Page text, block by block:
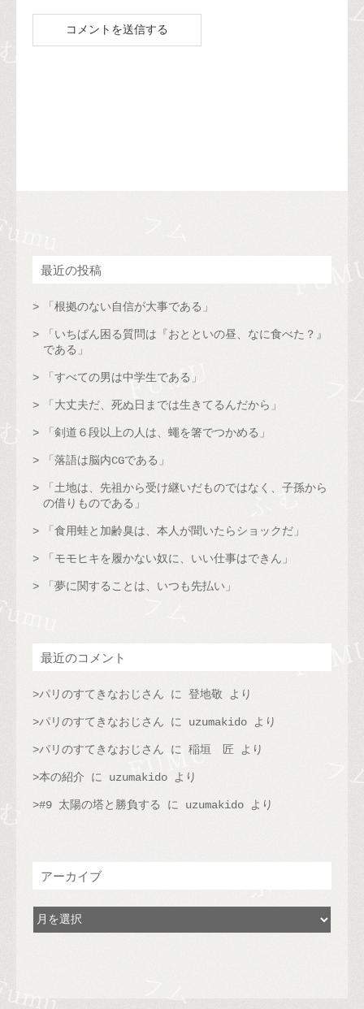
最近の投稿
「根拠のない自信が大事である」
「いちばん困る質問は『おとといの昼、なに食べた？』
である」
「すべての男は中学生である」
「大丈夫だ、死ぬ日までは生きてるんだから」
「剣道６段以上の人は、蠅を箸でつかめる」
「落語は脳内CGである」
「土地は、先祖から受け継いだものではなく、子孫から
の借りものである」
「食用蛙と加齢臭は、本人が聞いたらショックだ」
「モモヒキを履かない奴に、いい仕事はできん」
「夢に関することは、いつも先払い」
最近のコメント
パリのすてきなおじさん に 登地敬 より
パリのすてきなおじさん に uzumakido より
パリのすてきなおじさん に 稲垣 匠 より
本の紹介 に uzumakido より
#9 太陽の塔と勝負する に uzumakido より
アーカイブ